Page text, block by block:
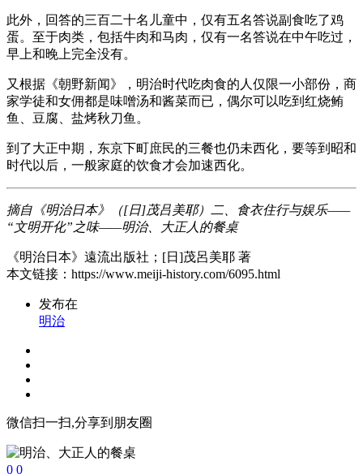
此外，回答的三百二十名儿童中，仅有五名答说副食吃了鸡
蛋。至于肉类，包括牛肉和马肉，仅有一名答说在中午吃过，
早上和晚上完全没有。
又根据《朝野新闻》，明治时代吃肉食的人仅限一小部份，商
家学徒和女佣都是味噌汤和酱菜而已，偶尔可以吃到红烧鲔
鱼、豆腐、盐烤秋刀鱼。
到了大正中期，东京下町庶民的三餐也仍未西化，要等到昭和
时代以后，一般家庭的饮食才会加速西化。
摘自《明治日本》（[日]茂吕美耶）二、食衣住行与娱乐——
“文明开化”之味——明治、大正人的餐桌
《明治日本》遠流出版社；[日]茂呂美耶 著
本文链接：https://www.meiji-history.com/6095.html
发布在
明治
微信扫一扫,分享到朋友圈
0 0